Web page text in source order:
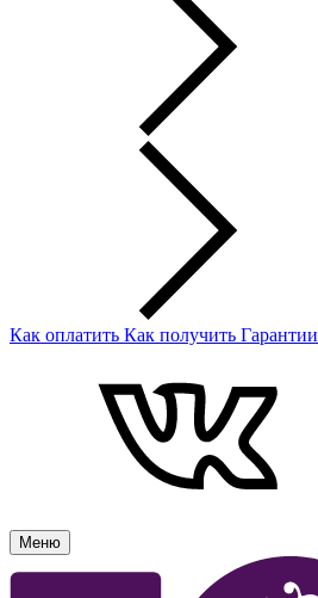
Как оплатить Как получить Гарантии
Меню